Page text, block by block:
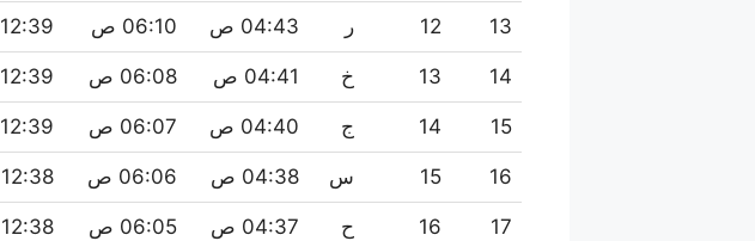
13
12 ر 04:43 ص 06:10 ص 12:39 م
14
13 خ 04:41 ص 06:08 ص 12:39 م
15
14 ج 04:40 ص 06:07 ص 12:39 م
16
15 س 04:38 ص 06:06 ص 12:38 م
17
16 ح 04:37 ص 06:05 ص 12:38 م